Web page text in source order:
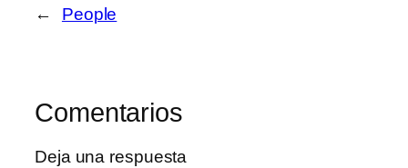
← People
Comentarios
Deja una respuesta